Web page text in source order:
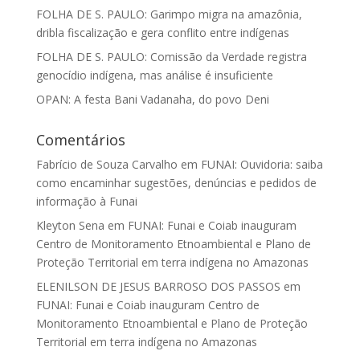
FOLHA DE S. PAULO: Garimpo migra na amazônia,
dribla fiscalização e gera conflito entre indígenas
FOLHA DE S. PAULO: Comissão da Verdade registra
genocídio indígena, mas análise é insuficiente
OPAN: A festa Bani Vadanaha, do povo Deni
Comentários
Fabrício de Souza Carvalho em FUNAI: Ouvidoria: saiba
como encaminhar sugestões, denúncias e pedidos de
informação à Funai
Kleyton Sena em FUNAI: Funai e Coiab inauguram
Centro de Monitoramento Etnoambiental e Plano de
Proteção Territorial em terra indígena no Amazonas
ELENILSON DE JESUS BARROSO DOS PASSOS em
FUNAI: Funai e Coiab inauguram Centro de
Monitoramento Etnoambiental e Plano de Proteção
Territorial em terra indígena no Amazonas